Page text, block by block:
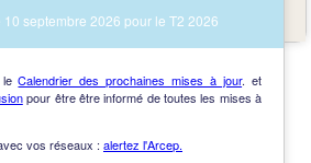
Vue des immeubles et des communes
septembre 2026 pour le T2 2026
leCalendrier des prochaines mises à jour. et
pour être être informé de toutes les mises à
vos réseaux : alertez l'Arcep.